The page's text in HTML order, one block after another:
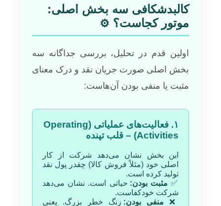
کالبدشکافی سه بخش اصلی:
موتور کجاست؟ ⚙️
اولین قدم در تحلیل، بررسی جداگانه سه
بخش اصلی صورت جریان نقد و درک معنای
مثبت یا منفی بودن آن‌هاست:
۱. فعالیت‌های عملیاتی (Operating
Activities) – قلب تپنده
این بخش نشان می‌دهد شرکت از کار
اصلی خود (مثلاً فروش کالا) چقدر پول نقد
تولید کرده است.
✅ مثبت بودن: حیاتی است. نشان می‌دهد
شرکت خودکفاست.
❌ منفی بودن: زنگ خطر بزرگ. یعنی